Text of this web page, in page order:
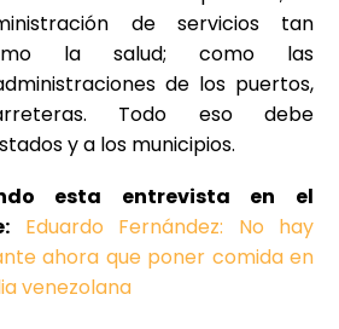
de servicios tan
la salud; como las
de los puertos,
Todo eso debe
y a los municipios.
esta entrevista en el
Eduardo Fernández: No hay
ahora que poner comida en
venezolana